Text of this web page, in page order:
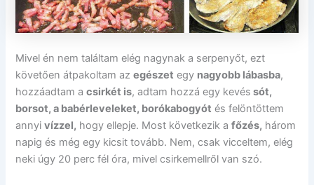
Mivel én nem találtam elég nagynak a serpenyőt, ezt
követően átpakoltam azegészet egy nagyobb lábasba,
hozzáadtam acsirkét is, adtam hozzá egy kevés sót,
borsot, a babérleveleket, borókabogyót és felöntöttem
annyivízzel, hogy ellepje. Most következik afőzés, három
napig és még egy kicsit tovább. Nem, csak vicceltem, elég
neki úgy 20 perc fél óra, mivel csirkemellről van szó.